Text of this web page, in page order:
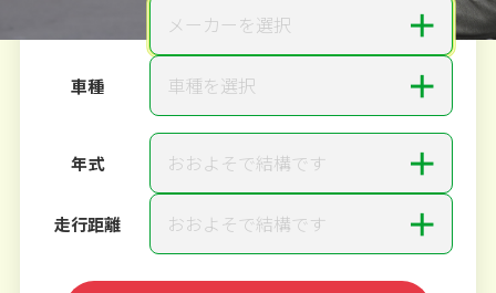
メーカーを選択 ＋
車種 車種を選択 ＋
年式 おおよそで結構です ＋
走行距離 おおよそで結構です ＋